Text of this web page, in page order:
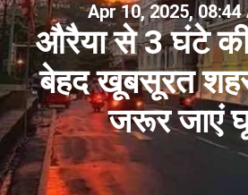
Apr 10, 2025, 08:44
औरैया से 3 घंटे की
बेहद खूबसूरत
जरूर जाएं